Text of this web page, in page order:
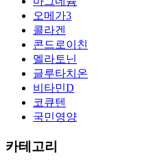
오메가3
콜라겐
콘드로이친
멜라토닌
글루타치온
비타민D
코큐텐
국민영양
카테고리